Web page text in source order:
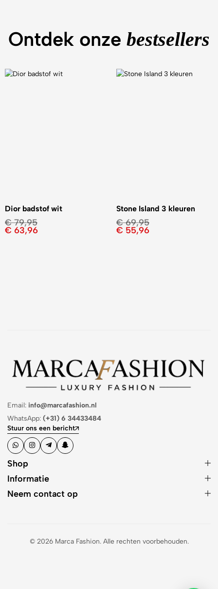
Ontdek onze bestsellers
Dior badstof wit
€79,95
€ 63,96
Stone Island 3 kleuren
€69,95
€ 55,96
Email: info@marcafashion.nl
WhatsApp: (+31) 6 34433484
Stuur ons een bericht
Shop
Informatie
Neem contact op
© 2026 Marca Fashion. Alle rechten voorbehouden.